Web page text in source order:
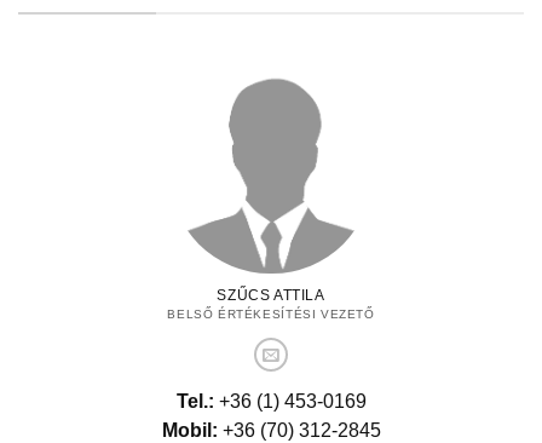
SZŰCS ATTILA
BELSŐ ÉRTÉKESÍTÉSI VEZETŐ
Tel.: +36 (1) 453-0169
Mobil: +36 (70) 312-2845